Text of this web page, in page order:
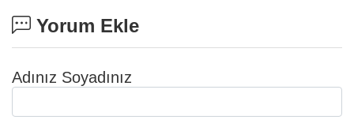
Yorum Ekle
Adınız Soyadınız